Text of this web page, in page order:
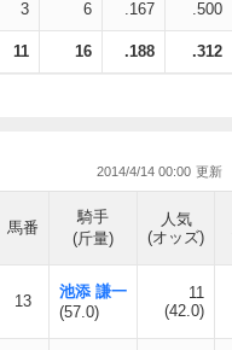
3 6 .167 .500
11 16 .188 .312
2014/4/14 00:00
馬番
騎手
(斤量)
人気
(オッズ)
13
池添 謙一
(57.0)
11
(42.0)